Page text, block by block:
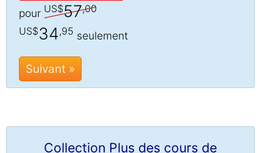
pour US$57,00
US$34 ,95 seulement
Suivant »
Collection Plus des cours de